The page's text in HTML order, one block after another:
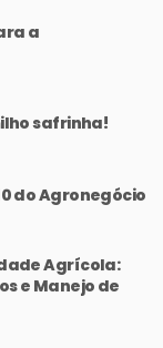
a
safrinha!
do Agronegócio
Agrícola:
e Manejo de